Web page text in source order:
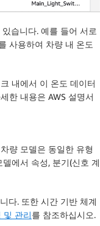
습니다. 예를 들어 서로
사용하여 차량 내 온도
내에서 이 온도 데이터
한 내용은 AWS 설명서
량 모델은 동일한 유형
에서 속성, 분기(신호 계
다. 또한 시간 기반 체계
및 관리를 참조하십시오.